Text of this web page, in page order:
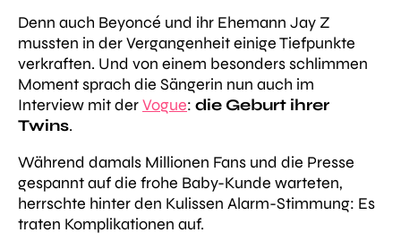
Denn auch Beyoncé und ihr Ehemann Jay Z
mussten in der Vergangenheit einige Tiefpunkte
verkraften. Und von einem besonders schlimmen
Moment sprach die Sängerin nun auch im
Interview mit derVogue: die Geburt ihrer
Twins.
Während damals Millionen Fans und die Presse
gespannt auf die frohe Baby-Kunde warteten,
herrschte hinter den Kulissen Alarm-Stimmung: Es
traten Komplikationen auf.